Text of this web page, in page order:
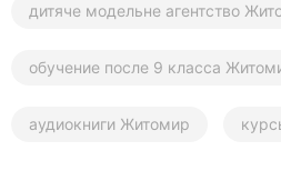
дитяче модельне агентство
обучение после 9 класса
аудиокниги Житомир